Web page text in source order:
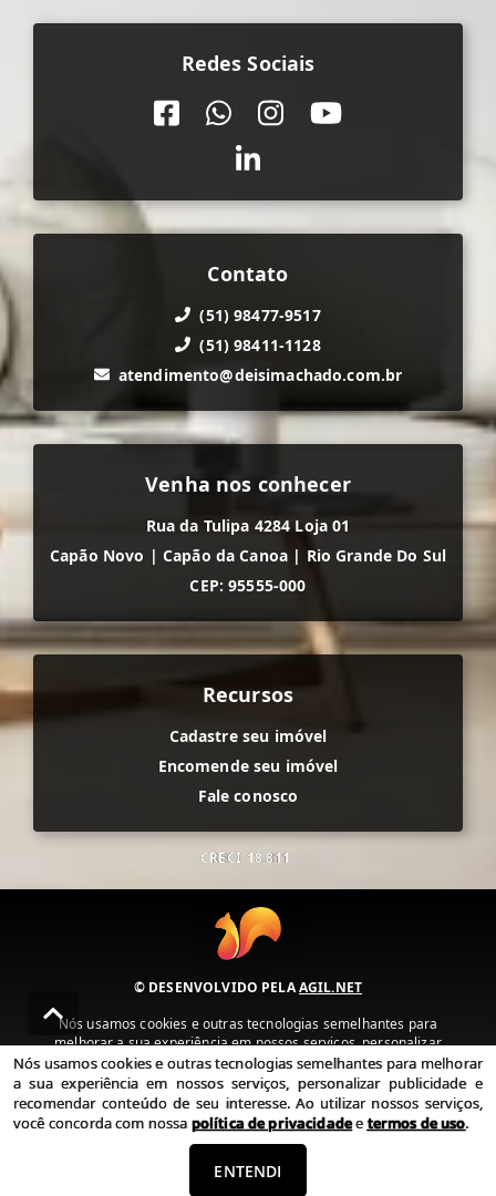
Redes Sociais
Contato
(51) 98477-9517
(51) 98411-1128
atendimento@deisimachado.com.br
Venha nos conhecer
Rua da Tulipa 4284 Loja 01
Capão Novo | Capão da Canoa | Rio Grande Do Sul
CEP: 95555-000
Recursos
Cadastre seu imóvel
Encomende seu imóvel
Fale conosco
CRECI 18.811
© DESENVOLVIDO PELAAGIL.NET
Nós usamos cookies e outras tecnologias semelhantes para
melhorar a sua experiência em nossos serviços, personalizar
publicidade e recomendar conteúdo de seu interesse. Ao utilizar
nossos serviços, você concorda com nossa política de privacidade e
termos de uso.
Política de Privacidade Termos de uso
Nós usamos cookies e outras tecnologias semelhantes para melhorar
a sua experiência em nossos serviços, personalizar publicidade e
recomendar conteúdo de seu interesse. Ao utilizar nossos serviços,
você concorda com nossa política de privacidadeetermos de uso.
ENTENDI